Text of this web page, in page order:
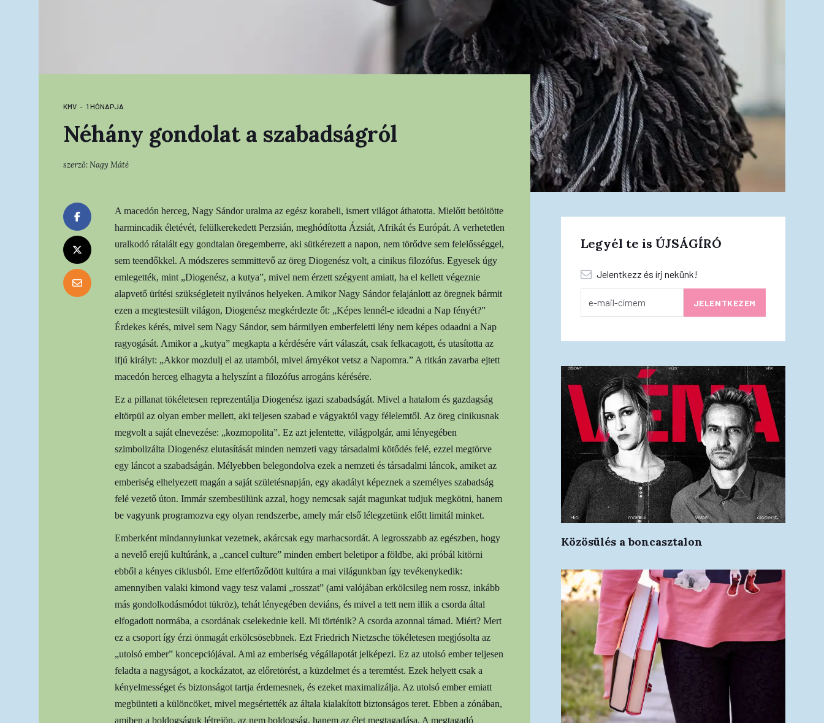
KMV 1 HÓNAPJA
Néhány gondolat a szabadságról
szerző:Nagy Máté
A macedón herceg, Nagy Sándor uralma az egész korabeli, ismert világot áthatotta. Mielőtt betöltötte
harmincadik életévét, felülkerekedett Perzsián, meghódította Ázsiát, Afrikát és Európát. A verhetetlen
uralkodó rátalált egy gondtalan öregemberre, aki sütkérezett a napon, nem törődve sem felelősséggel,
sem teendőkkel. A módszeres semmittevő az öreg Diogenész volt, a cinikus filozófus. Egyesek úgy
emlegették, mint „Diogenész, a kutya”, mivel nem érzett szégyent amiatt, ha el kellett végeznie
alapvető ürítési szükségleteit nyilvános helyeken. Amikor Nagy Sándor felajánlott az öregnek bármit
ezen a megtestesült világon, Diogenész megkérdezte őt: „Képes lennél-e ideadni a Nap fényét?”
Érdekes kérés, mivel sem Nagy Sándor, sem bármilyen emberfeletti lény nem képes odaadni a Nap
ragyogását. Amikor a „kutya” megkapta a kérdésére várt válaszát, csak felkacagott, és utasította az
ifjú királyt: „Akkor mozdulj el az utamból, mivel árnyékot vetsz a Napomra.” A ritkán zavarba ejtett
macedón herceg elhagyta a helyszínt a filozófus arrogáns kérésére.
Ez a pillanat tökéletesen reprezentálja Diogenész igazi szabadságát. Mivel a hatalom és gazdagság
eltörpül az olyan ember mellett, aki teljesen szabad e vágyaktól vagy félelemtől. Az öreg cinikusnak
megvolt a saját elnevezése: „kozmopolita”. Ez azt jelentette, világpolgár, ami lényegében
szimbolizálta Diogenész elutasítását minden nemzeti vagy társadalmi kötődés felé, ezzel megtörve
egy láncot a szabadságán. Mélyebben belegondolva ezek a nemzeti és társadalmi láncok, amiket az
emberiség elhelyezett magán a saját születésnapján, egy akadályt képeznek a személyes szabadság
felé vezető úton. Immár szembesülünk azzal, hogy nemcsak saját magunkat tudjuk megkötni, hanem
be vagyunk programozva egy olyan rendszerbe, amely már első lélegzetünk előtt limitál minket.
Emberként mindannyiunkat vezetnek, akárcsak egy marhacsordát. A legrosszabb az egészben, hogy
a nevelő erejű kultúránk, a „cancel culture” minden embert beletipor a földbe, aki próbál kitörni
ebből a kényes ciklusból. Eme elfertőződött kultúra a mai világunkban így tevékenykedik:
amennyiben valaki kimond vagy tesz valami „rosszat” (ami valójában erkölcsileg nem rossz, inkább
más gondolkodásmódot tükröz), tehát lényegében deviáns, és mivel a tett nem illik a csorda által
elfogadott normába, a csordának cselekednie kell. Mi történik? A csorda azonnal támad. Miért? Mert
ez a csoport így érzi önmagát erkölcsösebbnek. Ezt Friedrich Nietzsche tökéletesen megjósolta az
„utolsó ember” koncepciójával. Ami az emberiség végállapotát jelképezi. Ez az utolsó ember teljesen
feladta a nagyságot, a kockázatot, az előretörést, a küzdelmet és a teremtést. Ezek helyett csak a
kényelmességet és biztonságot tartja érdemesnek, és ezeket maximalizálja. Az utolsó ember emiatt
megbünteti a különcöket, mivel megsértették az általa kialakított biztonságos teret. Ebben a zónában,
amiben a boldogságuk létrejön, az nem boldogság, hanem az élet megtagadása. A megtagadó
Legyél te is ÚJSÁGÍRÓ
Jelentkezz és írj nekünk!
Közösülés a boncasztalon